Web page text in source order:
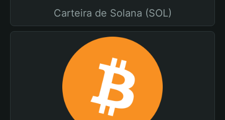
Carteira de Solana (SOL)